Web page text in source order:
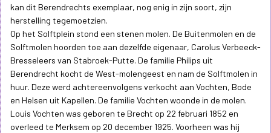
kan dit Berendrechts exemplaar, nog enig in zijn soort, zijn
herstelling tegemoetzien.
Op het Solftplein stond een stenen molen. De Buitenmolen en de
Solftmolen hoorden toe aan dezelfde eigenaar, Carolus Verbeeck-
Bresseleers van Stabroek-Putte. De familie Philips uit
Berendrecht kocht de West-molengeest en nam de Solftmolen in
huur. Deze werd achtereenvolgens verkocht aan Vochten, Bode
en Helsen uit Kapellen. De familie Vochten woonde in de molen.
Louis Vochten was geboren te Brecht op 22 februari 1852 en
overleed te Merksem op 20 december 1925. Voorheen was hij